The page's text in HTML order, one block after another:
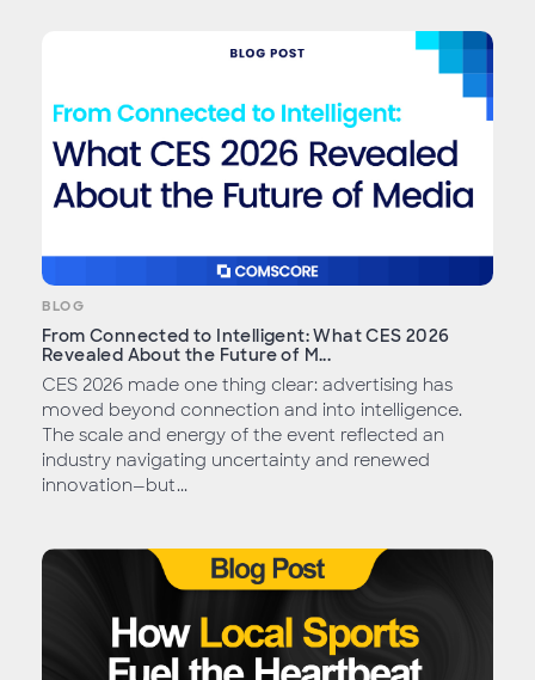
BLOG
From Connected to Intelligent: What CES 2026
Revealed About the Future of M...
CES 2026 made one thing clear: advertising has
moved beyond connection and into intelligence.
The scale and energy of the event reflected an
industry navigating uncertainty and renewed
innovation—but...